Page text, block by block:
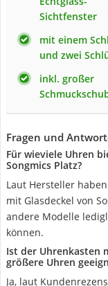
Sichtfenster
mit einem
und zwei
inkl. großer
Fragen und
Für wieviele Uhren
Songmics Platz?
Laut Hersteller
mit Glasdeckel von
andere Modelle
können.
Ist der Uhrenkasten
größere Uhren
Ja, laut